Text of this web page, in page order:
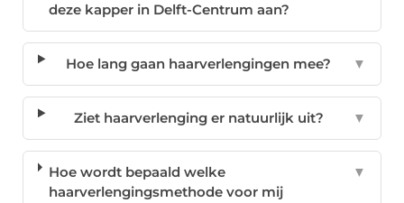
deze kapper in Delft-Centrum aan?
Hoe lang gaan haarverlengingen mee? ▼
Ziet haarverlenging er natuurlijk uit? ▼
Hoe wordt bepaald welke
haarverlengingsmethode voor mij
▼